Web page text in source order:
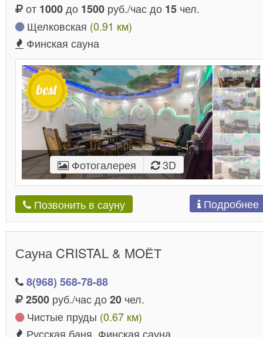
от 1000до 1500 руб./час до 15 чел.
Щелковская (0.91 км)
Финская сауна
Фотогалерея 3D
Позвонить в сауну Подробнее
Сауна CRISTAL & MOЁТ
8(968) 568-78-88
2500 руб./час до20 чел.
Чистые пруды (0.67 км)
Русская баня, Финская сауна